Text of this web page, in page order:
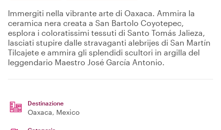
Immergiti nella vibrante arte di Oaxaca. Ammira la
ceramica nera creata a San Bartolo Coyotepec,
esplora i coloratissimi tessuti di Santo Tomás Jalieza,
lasciati stupire dalle stravaganti alebrijes di San Martín
Tilcajete e ammira gli splendidi scultori in argilla del
leggendario Maestro José García Antonio.
Destinazione
Oaxaca, Mexico